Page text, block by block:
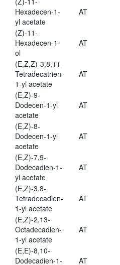
Hexadecen-1-
yl acetate
AT
(Z)-11-
Hexadecen-1-
ol
AT
(E,Z,Z)-3,8,11-
Tetradecatrien-
1-yl acetate
AT
(E,Z)-9-
Dodecen-1-yl
acetate
AT
(E,Z)-8-
Dodecen-1-yl
acetate
AT
(E,Z)-7,9-
Dodecadien-1-
yl acetate
AT
(E,Z)-3,8-
Tetradecadien-
1-yl acetate
AT
(E,Z)-2,13-
Octadecadien-
1-yl acetate
AT
(E,E)-8,10-
Dodecadien-1-
AT